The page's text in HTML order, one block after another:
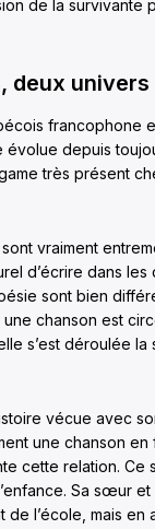
de la survivante
deux
francophone
évolue depuis
très présent
vraiment
d’écrire dans
sont bien
chanson est
s’est déroulée
vécue avec
une chanson en
cette relation. Ce
Sa sœur
de l’école, mais en